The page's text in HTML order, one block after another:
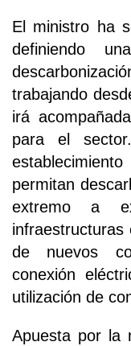
El ministro ha
definiendo
trabajando
irá
para el
permitan
extremo a
infraestructuras
de nuevos
conexión
utilización de
Apuesta por la